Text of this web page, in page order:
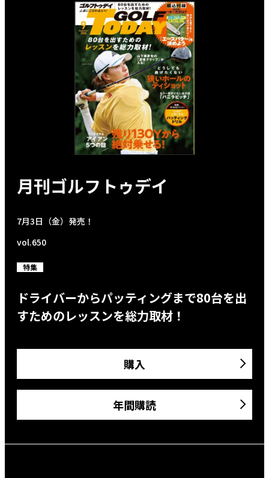
月刊ゴルフトゥデイ
7月3日（金）発売！
vol.650
特集
ドライバーからパッティングまで80台を出
すためのレッスンを総力取材！
購入
年間購読